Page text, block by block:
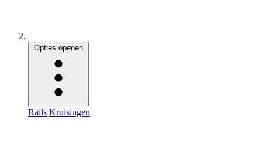
Opties openen
Rails Kruisingen